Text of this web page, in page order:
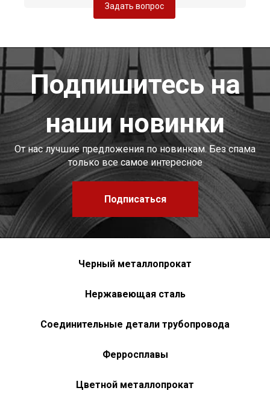
Задать вопрос
Подпишитесь на
наши новинки
От нас лучшие предложения по новинкам. Без спама
только все самое интересное
Подписаться
Черный металлопрокат
Нержавеющая сталь
Соединительные детали трубопровода
Ферросплавы
Цветной металлопрокат